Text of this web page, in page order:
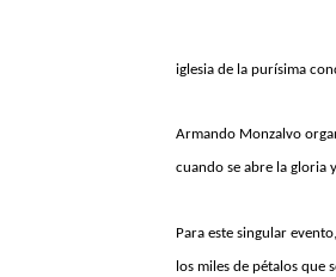
iglesia de la purísima
Armando Monzalvo
cuando se abre la gloria
Para este singular
los miles de pétalos que